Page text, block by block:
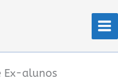
Ex-alunos